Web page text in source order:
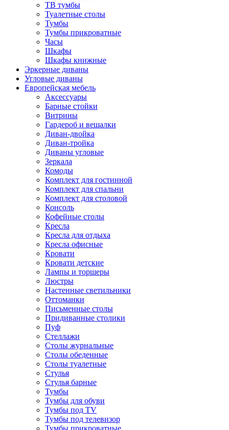
ТВ тумбы
Туалетные столы
Тумбы
Тумбы прикроватные
Часы
Шкафы
Шкафы книжные
Эркерные диваны
Угловые диваны
Европейская мебель
Аксессуары
Барные стойки
Витрины
Гардероб и вешалки
Диван-двойка
Диван-тройка
Диваны угловые
Зеркала
Комоды
Комплект для гостинной
Комплект для спальни
Комплект для столовой
Консоль
Кофейные столы
Кресла
Кресла для отдыха
Кресла офисные
Кровати
Кровати детские
Лампы и торшеры
Люстры
Настенные светильники
Оттоманки
Письменные столы
Придиванные столики
Пуф
Стеллажи
Столы журнальные
Столы обеденные
Столы туалетные
Стулья
Стулья барные
Тумбы
Тумбы для обуви
Тумбы под TV
Тумбы под телевизор
Тумбы прикроватные